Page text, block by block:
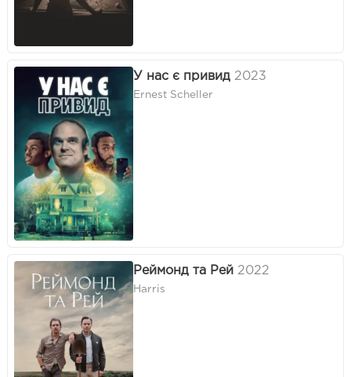
У нас є привид 2023
Ernest Scheller
Реймонд та Рей 2022
Harris